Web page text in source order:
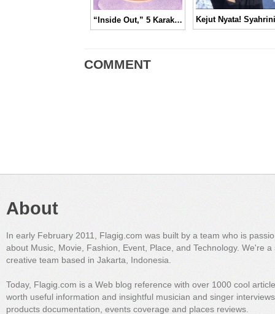
“Inside Out,” 5 Karakter Emosi yang Digambarkan Sebagai Makhluk Hidup│ Movie Trailer
COMMENT
About
In early February 2011, Flagig.com was built by a team who is
about Music, Movie, Fashion, Event, Place, and Technology. We're a
creative team based in Jakarta, Indonesia.
Today, Flagig.com is a Web blog reference with over 1000 cool
worth useful information and insightful musician and singer
products documentation, events coverage and places reviews.